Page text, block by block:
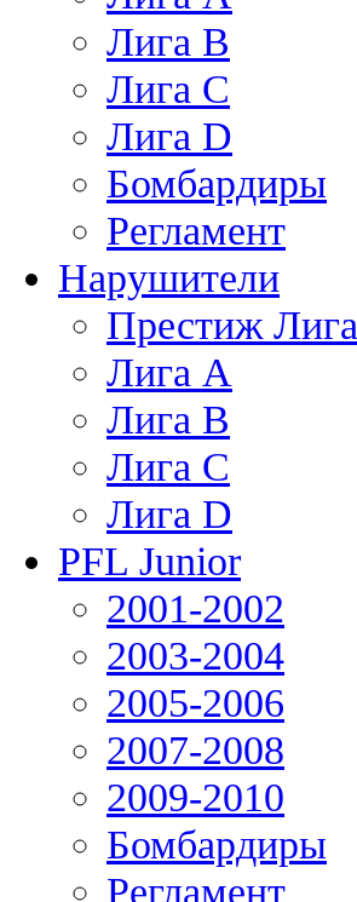
Лига В
Лига С
Лига D
Бомбардиры
Регламент
Нарушители
Престиж Лига
Лига А
Лига В
Лига С
Лига D
PFL Junior
2001-2002
2003-2004
2005-2006
2007-2008
2009-2010
Бомбардиры
Регламент